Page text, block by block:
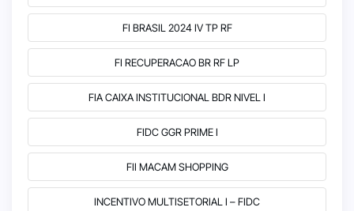
FI BRASIL 2024 IV TP RF
FI RECUPERACAO BR RF LP
FIA CAIXA INSTITUCIONAL BDR NIVEL I
FIDC GGR PRIME I
FII MACAM SHOPPING
INCENTIVO MULTISETORIAL I – FIDC